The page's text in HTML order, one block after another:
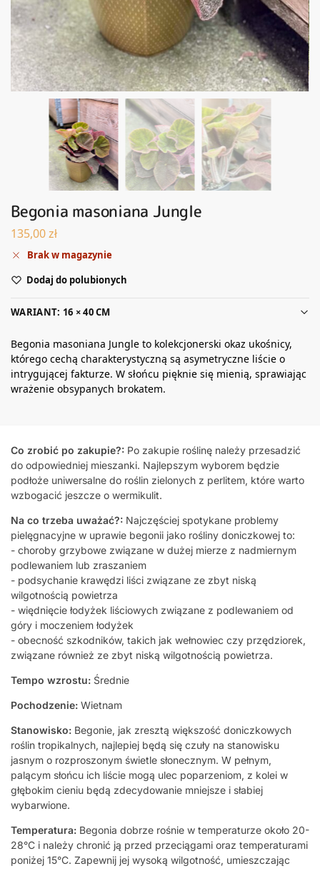
Begonia masoniana Jungle
135,00zł
Brak w magazynie
Dodaj do polubionych
WARIANT: 16 × 40 CM
Begonia masoniana Jungle to kolekcjonerski okaz ukośnicy,
którego cechą charakterystyczną są asymetryczne liście o
intrygującej fakturze. W słońcu pięknie się mienią, sprawiając
wrażenie obsypanych brokatem.
Co zrobić po zakupie?: Po zakupie roślinę należy przesadzić
do odpowiedniej mieszanki. Najlepszym wyborem będzie
podłoże uniwersalne do roślin zielonych z perlitem, które warto
wzbogacić jeszcze o wermikulit.
Na co trzeba uważać?: Najczęściej spotykane problemy
pielęgnacyjne w uprawie begonii jako rośliny doniczkowej to:
- choroby grzybowe związane w dużej mierze z nadmiernym
podlewaniem lub zraszaniem
- podsychanie krawędzi liści związane ze zbyt niską
wilgotnością powietrza
- więdnięcie łodyżek liściowych związane z podlewaniem od
góry i moczeniem łodyżek
- obecność szkodników, takich jak wełnowiec czy przędziorek,
związane również ze zbyt niską wilgotnością powietrza.
Tempo wzrostu: Średnie
Pochodzenie: Wietnam
Stanowisko: Begonie, jak zresztą większość doniczkowych
roślin tropikalnych, najlepiej będą się czuły na stanowisku
jasnym o rozproszonym świetle słonecznym. W pełnym,
palącym słońcu ich liście mogą ulec poparzeniom, z kolei w
głębokim cieniu będą zdecydowanie mniejsze i słabiej
wybarwione.
Temperatura: Begonia dobrze rośnie w temperaturze około 20-
28°C i należy chronić ją przed przeciągami oraz temperaturami
poniżej 15°C. Zapewnij jej wysoką wilgotność, umieszczając